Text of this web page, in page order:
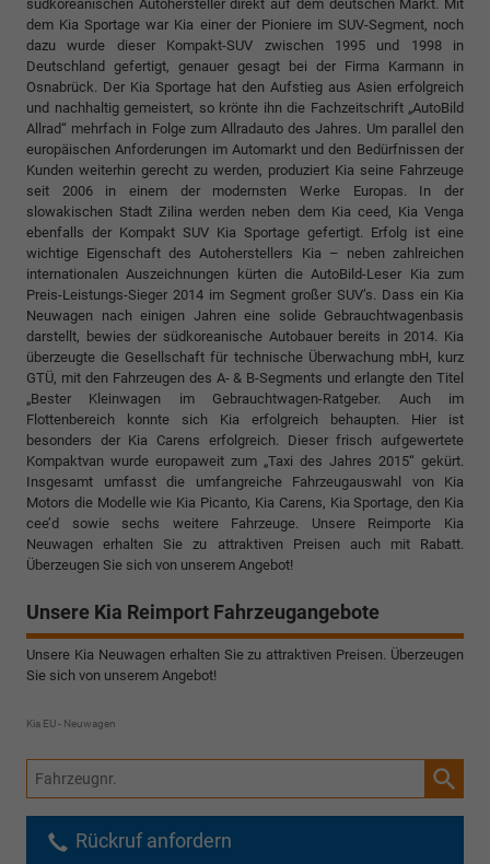
südkoreanischen Autohersteller direkt auf dem deutschen Markt. Mit
dem Kia Sportage war Kia einer der Pioniere im SUV-Segment, noch
dazu wurde dieser Kompakt-SUV zwischen 1995 und 1998 in
Deutschland gefertigt, genauer gesagt bei der Firma Karmann in
Osnabrück. Der Kia Sportage hat den Aufstieg aus Asien erfolgreich
und nachhaltig gemeistert, so krönte ihn die Fachzeitschrift „AutoBild
Allrad“ mehrfach in Folge zum Allradauto des Jahres. Um parallel den
europäischen Anforderungen im Automarkt und den Bedürfnissen der
Kunden weiterhin gerecht zu werden, produziert Kia seine Fahrzeuge
seit 2006 in einem der modernsten Werke Europas. In der
slowakischen Stadt Zilina werden neben dem Kia ceed, Kia Venga
ebenfalls der Kompakt SUV Kia Sportage gefertigt. Erfolg ist eine
wichtige Eigenschaft des Autoherstellers Kia – neben zahlreichen
internationalen Auszeichnungen kürten die AutoBild-Leser Kia zum
Preis-Leistungs-Sieger 2014 im Segment großer SUV’s. Dass ein Kia
Neuwagen nach einigen Jahren eine solide Gebrauchtwagenbasis
darstellt, bewies der südkoreanische Autobauer bereits in 2014. Kia
überzeugte die Gesellschaft für technische Überwachung mbH, kurz
GTÜ, mit den Fahrzeugen des A- & B-Segments und erlangte den Titel
„Bester Kleinwagen im Gebrauchtwagen-Ratgeber. Auch im
Flottenbereich konnte sich Kia erfolgreich behaupten. Hier ist
besonders der Kia Carens erfolgreich. Dieser frisch aufgewertete
Kompaktvan wurde europaweit zum „Taxi des Jahres 2015“ gekürt.
Insgesamt umfasst die umfangreiche Fahrzeugauswahl von Kia
Motors die Modelle wie Kia Picanto, Kia Carens, Kia Sportage, den Kia
cee’d sowie sechs weitere Fahrzeuge. Unsere Reimporte Kia
Neuwagen erhalten Sie zu attraktiven Preisen auch mit Rabatt.
Überzeugen Sie sich von unserem Angebot!
Unsere Kia Reimport Fahrzeugangebote
Unsere Kia Neuwagen erhalten Sie zu attraktiven Preisen. Überzeugen
Sie sich von unserem Angebot!
Kia EU - Neuwagen
Fahrzeugnr.
Rückruf anfordern